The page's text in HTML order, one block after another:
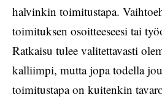
halvinkin toimitustapa.
toimituksen osoitteeseesi tai
Ratkaisu tulee valitettavasti
kalliimpi, mutta jopa todella
toimitustapa on kuitenkin